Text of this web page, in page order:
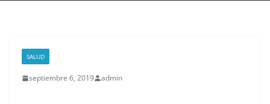
SALUD
septiembre 6, 2019 admin